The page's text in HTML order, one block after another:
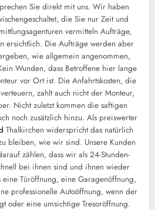
Sie direkt mit uns. Wir haben
die Sie nur Zeit und
vermitteln Aufträge,
ersichtlich. Die Aufträge werden aber
wie allgemein angenommen,
Wunden, dass Betroffene hier lange
vor Ort ist. Die Anfahrtskosten, die
zahlt auch nicht der Monteur,
Nicht zuletzt kommen die saftigen
noch zusätzlich hinzu. Als preiswerter
Thalkirchen widerspricht das natürlich
bleiben, wie wir sind. Unsere Kunden
zählen, dass wir als 24-Stunden-
bei ihnen sind und ihnen wieder
eine Türöffnung, eine Garagenöffnung,
professionelle Autoöffnung, wenn der
oder eine umsichtige Tresoröffnung.